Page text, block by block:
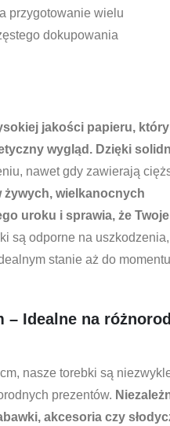
przygotowanie wielu
dokupowania
jakości papieru, który
wygląd. Dzięki
nawet gdy zawierają
żywych, wielkanocnych
uroku i sprawia, że Twoje
są odporne na
stanie aż do momentu
– Idealne na
nasze torebki są
prezentów.
akcesoria czy